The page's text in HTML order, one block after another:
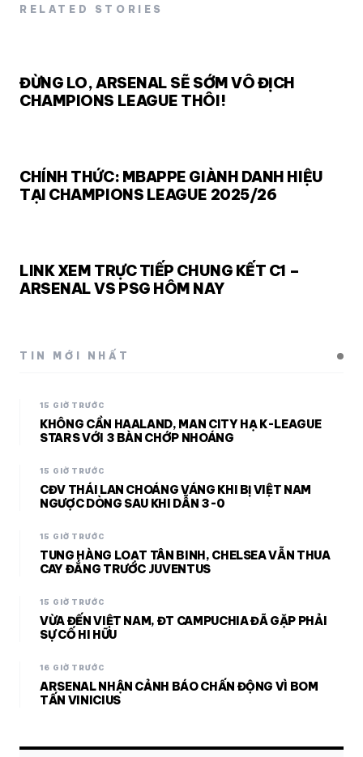
RELATED STORIES
ĐỪNG LO, ARSENAL SẼ SỚM VÔ ĐỊCH
CHAMPIONS LEAGUE THÔI!
CHÍNH THỨC: MBAPPE GIÀNH DANH HIỆU
TẠI CHAMPIONS LEAGUE 2025/26
LINK XEM TRỰC TIẾP CHUNG KẾT C1 –
ARSENAL VS PSG HÔM NAY
TIN MỚI NHẤT
15 GIỜ TRƯỚC
KHÔNG CẦN HAALAND, MAN CITY HẠ K-LEAGUE
STARS VỚI 3 BÀN CHỚP NHOÁNG
15 GIỜ TRƯỚC
CĐV THÁI LAN CHOÁNG VÁNG KHI BỊ VIỆT NAM
NGƯỢC DÒNG SAU KHI DẪN 3-0
15 GIỜ TRƯỚC
TUNG HÀNG LOẠT TÂN BINH, CHELSEA VẪN THUA
CAY ĐẮNG TRƯỚC JUVENTUS
15 GIỜ TRƯỚC
VỪA ĐẾN VIỆT NAM, ĐT CAMPUCHIA ĐÃ GẶP PHẢI
SỰ CỐ HI HỮU
16 GIỜ TRƯỚC
ARSENAL NHẬN CẢNH BÁO CHẤN ĐỘNG VÌ BOM
TẤN VINICIUS